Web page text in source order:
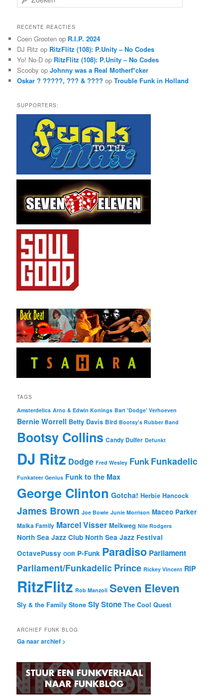
o
k
n
RECENTE REACTIES
Coen Grooten op R.I.P. 2024
DJ Ritz op RitzFlitz (108): P.Unity – No Codes
Yo! No-D op RitzFlitz (108): P.Unity – No Codes
Scooby opJohnny was a Real Motherf*cker
Oskar ? ?????, ??? & ???? opTrouble Funk in Holland
SUPPORTERS:
TAGS
Amsterdelics Arno & Edwin Konings Bart 'Dodge' Verhoeven
Bernie Worrell Betty Davis Bird Bootsy's Rubber Band
Bootsy Collins Candy Dulfer Defunkt
DJ Ritz Dodge Fred Wesley Funk Funkadelic
Funkateer Genius Funk to the Max
George Clinton Gotcha! Herbie Hancock
James Brown Joe Bowie Junie Morrison Maceo Parker
Malka Family Marcel Visser Melkweg Nile Rodgers
North Sea Jazz Club North Sea Jazz Festival
OctavePussy OOR P-Funk Paradiso Parliament
Parliament/Funkadelic Prince Rickey Vincent RIP
RitzFlitz Rob Manzoli Seven Eleven
Sly & the Family Stone Sly Stone The Cool Quest
ARCHIEF FUNK BLOG
Ga naar archief >